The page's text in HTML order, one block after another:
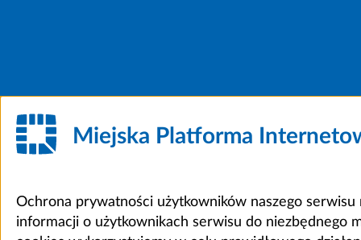
Miejska Platforma
Ochrona prywatności użytkowników naszego
informacji o użytkownikach serwisu do niezbędnego